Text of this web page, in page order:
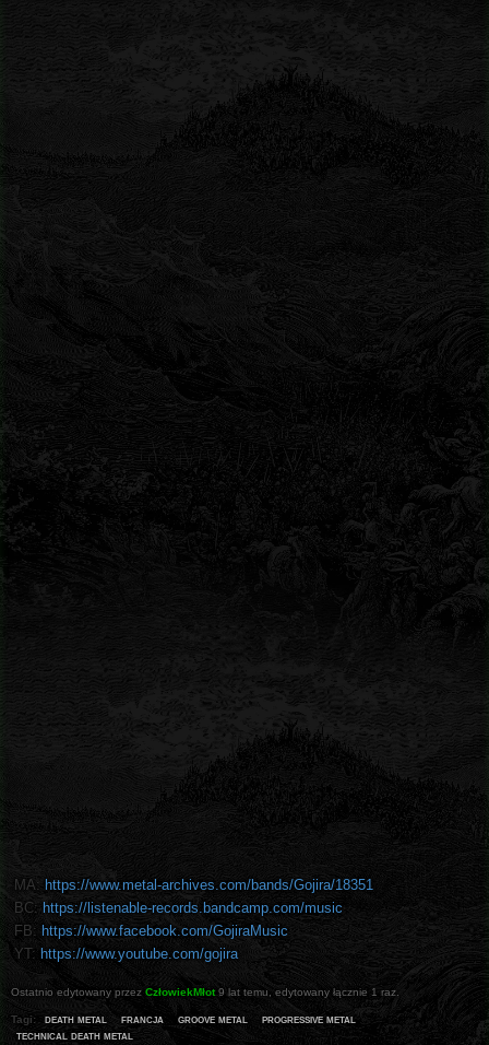
MA: https://www.metal-archives.com/bands/Gojira/18351
BC: https://listenable-records.bandcamp.com/music
FB: https://www.facebook.com/GojiraMusic
YT: https://www.youtube.com/gojira
Ostatnio edytowany przez CzłowiekMłot 9 lat temu , edytowany łącznie 1 raz.
Tagi: death metal francja groove metal
progressive metal
technical death metal